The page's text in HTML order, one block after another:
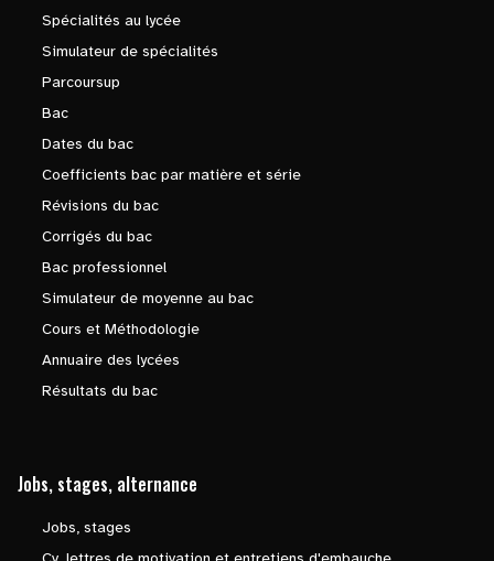
Spécialités au lycée
Simulateur de spécialités
Parcoursup
Bac
Dates du bac
Coefficients bac par matière et série
Révisions du bac
Corrigés du bac
Bac professionnel
Simulateur de moyenne au bac
Cours et Méthodologie
Annuaire des lycées
Résultats du bac
Jobs, stages, alternance
Jobs, stages